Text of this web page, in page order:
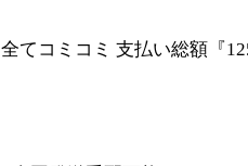
全てコミコミ 支払い総額『